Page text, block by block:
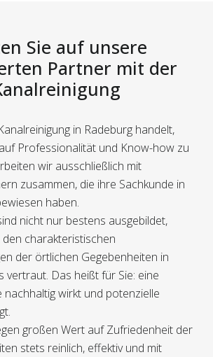
Sie auf unsere
Partner mit der
in Radeburg handelt,
Professionalität und Know-how zu
wir ausschließlich mit
zusammen, die ihre Sachkunde in
haben.
nicht nur bestens ausgebildet,
charakteristischen
der örtlichen Gegebenheiten in
vertraut. Das heißt für Sie: eine
nachhaltig wirkt und potenzielle
großen Wert auf Zufriedenheit der
stets reinlich, effektiv und mit